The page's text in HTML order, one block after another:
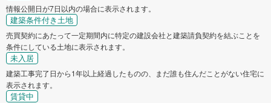
情報公開日が7日以内の場合に表示されます。
建築条件付き土地
売買契約にあたって一定期間内に特定の建設会社と建築請負契約を結ぶことを
条件にしている土地に表示されます。
未入居
建築工事完了日から1年以上経過したものの、まだ誰も住んだことがない住宅に
表示されます。
賃貸中